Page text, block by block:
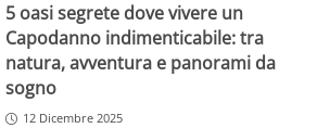
5 oasi segrete dove vivere un
Capodanno indimenticabile: tra
natura, avventura e panorami da
sogno
12 Dicembre 2025